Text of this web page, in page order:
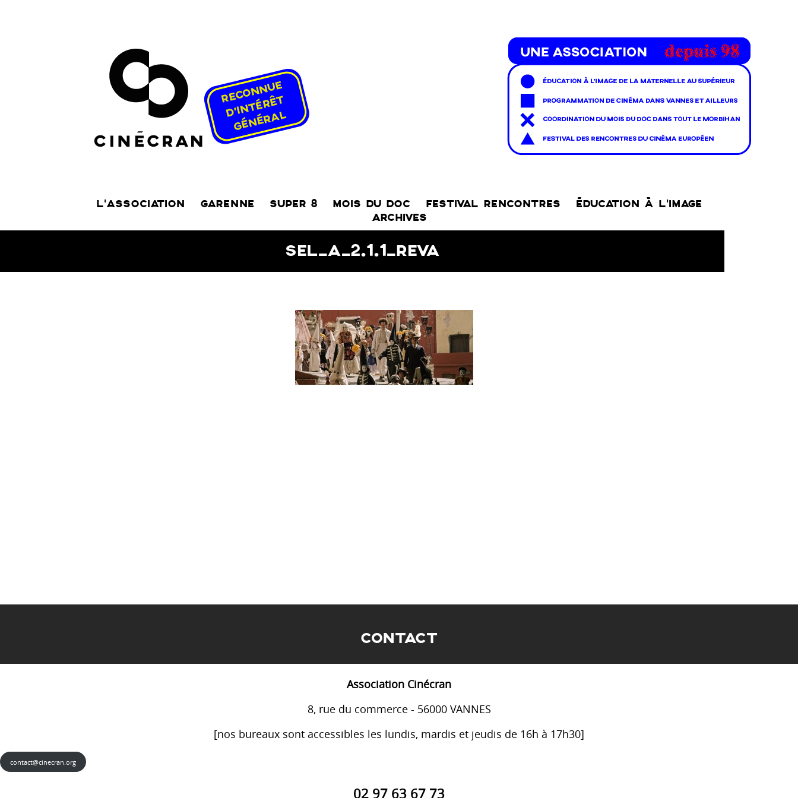
L’ASSOCIATION GARENNE SUPER 8 MOIS DU DOC FESTIVAL RENCONTRES
ÉDUCATION À L’IMAGE
ARCHIVES
SEL_A_2.1.1_REVA
CONTACT
Association Cinécran
8, rue du commerce - 56000 VANNES
[nos bureaux sont accessibles les lundis, mardis et jeudis de 16h à 17h30]
contact@cinecran.org
02 97 63 67 73